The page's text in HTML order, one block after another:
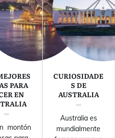
PARA
EN
montón
CURIOSIDADE
S DE
AUSTRALIA
Australia es
mundialmente